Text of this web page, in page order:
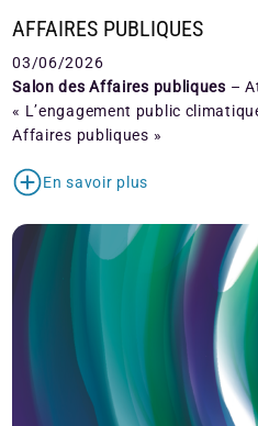
AFFAIRES PUBLIQUES
03/06/2026
Salon des Affaires publiques –
« L’engagement public
Affaires publiques »
En savoir plus